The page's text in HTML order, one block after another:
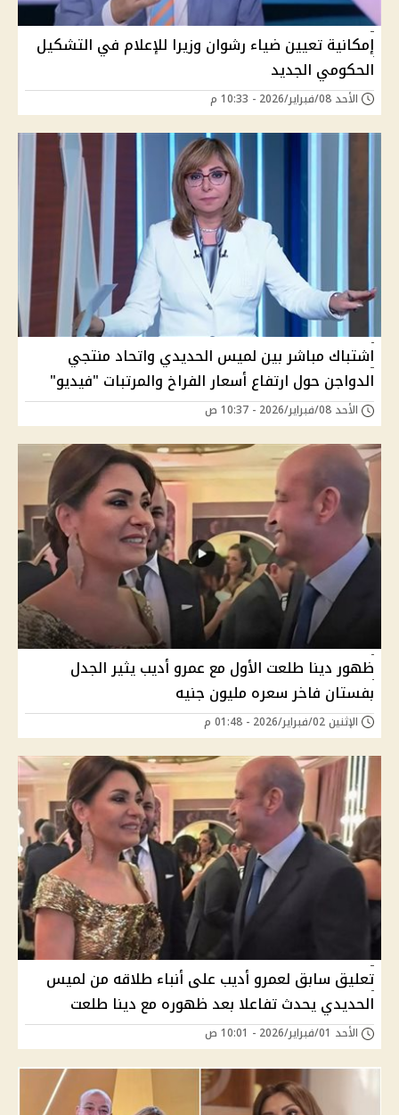
إمكانية تعيين ضياء رشوان وزيرا للإعلام في التشكيل
الحكومي الجديد
الأحد 08/فبراير/2026 - 10:33 م
اشتباك مباشر بين لميس الحديدي واتحاد منتجي
الدواجن حول ارتفاع أسعار الفراخ والمرتبات "فيديو"
الأحد 08/فبراير/2026 - 10:37 ص
ظهور دينا طلعت الأول مع عمرو أديب يثير الجدل
بفستان فاخر سعره مليون جنيه
الإثنين 02/فبراير/2026 - 01:48 م
تعليق سابق لعمرو أديب على أنباء طلاقه من لميس
الحديدي يحدث تفاعلا بعد ظهوره مع دينا طلعت
الأحد 01/فبراير/2026 - 10:01 ص